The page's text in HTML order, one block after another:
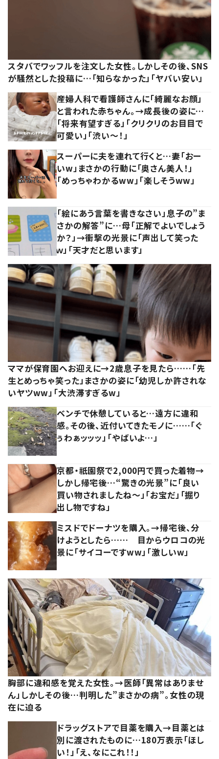
スタバでワッフルを注文した女性。しかしその後、SNS
が騒然とした投稿に…「知らなかった」「ヤバい安い」
産婦人科で看護師さんに「綺麗なお顔」
と言われた赤ちゃん。→成長後の姿に…
「将来有望すぎる」「クリクリのお目目で
可愛い」「渋い～！」
スーパーに夫を連れて行くと…妻「おー
いw」まさかの行動に「奥さん美人！」
「めっちゃわかるww」「楽しそうww」
「絵にあう言葉を書きなさい」息子の”ま
さかの解答”に…母「正解でよいでしょう
か？」→衝撃の光景に「声出して笑った
ｗ」「天才だと思います」
ママが保育園へお迎えに→2歳息子を見たら……「先
生とめっちゃ笑った」まさかの姿に「幼児しか許されな
いヤツww」「大渋滞すぎるw」
ベンチで休憩していると…遠方に違和
感。その後、近付いてきたモノに……「ぐ
ぅわぁッッッ」「やばいよ…」
京都・祇園祭で2,000円で買った着物→
しかし帰宅後…“驚きの光景”に「良い
買い物されましたね～」「お宝だ」「掘り
出し物ですね」
ミスドでドーナツを購入。→帰宅後、分
けようとしたら…… 目からウロコの光
景に「サイコーですww」「激しいw」
胸部に違和感を覚えた女性。→医師「異常はありませ
ん」しかしその後…判明した”まさかの病”。女性の現
在に迫る
ドラッグストアで目薬を購入→目薬とは
別に渡されたものに…180万表示「ほし
い！」「え、なにこれ！！」